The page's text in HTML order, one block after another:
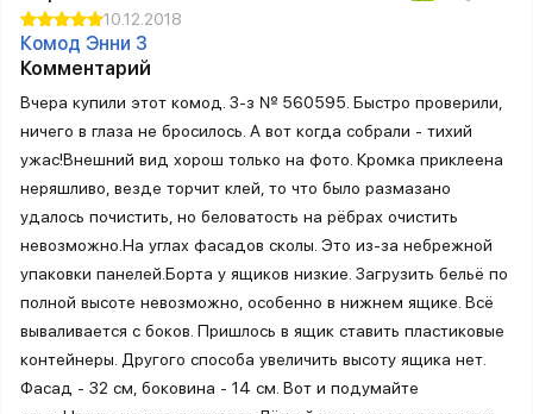
10.12.2018
Комод Энни 3
Комментарий
Вчера купили этот комод. З-з № 560595. Быстро проверили,
ничего в глаза не бросилось. А вот когда собрали - тихий
ужас!Внешний вид хорош только на фото. Кромка приклеена
неряшливо, везде торчит клей, то что было размазано
удалось почистить, но беловатость на рёбрах очистить
невозможно.На углах фасадов сколы. Это из-за небрежной
упаковки панелей.Борта у ящиков низкие. Загрузить бельё по
полной высоте невозможно, особенно в нижнем ящике. Всё
вываливается с боков. Пришлось в ящик ставить пластиковые
контейнеры. Другого способа увеличить высоту ящика нет.
Фасад - 32 см, боковина - 14 см. Вот и подумайте